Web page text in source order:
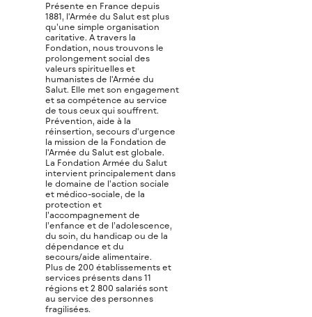
Présente en France depuis
1881, l'Armée du Salut est plus
qu’une simple organisation
caritative. A travers la
Fondation, nous trouvons le
prolongement social des
valeurs spirituelles et
humanistes de l'Armée du
Salut. Elle met son engagement
et sa compétence au service
de tous ceux qui souffrent.
Prévention, aide à la
réinsertion, secours d'urgence
la mission de la Fondation de
l'Armée du Salut est globale.
La Fondation Armée du Salut
intervient principalement dans
le domaine de l’action sociale
et médico-sociale, de la
protection et
l’accompagnement de
l’enfance et de l’adolescence,
du soin, du handicap ou de la
dépendance et du
secours/aide alimentaire.
Plus de 200 établissements et
services présents dans 11
régions et 2 800 salariés sont
au service des personnes
fragilisées.